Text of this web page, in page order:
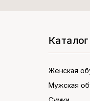
Женская
Мужская